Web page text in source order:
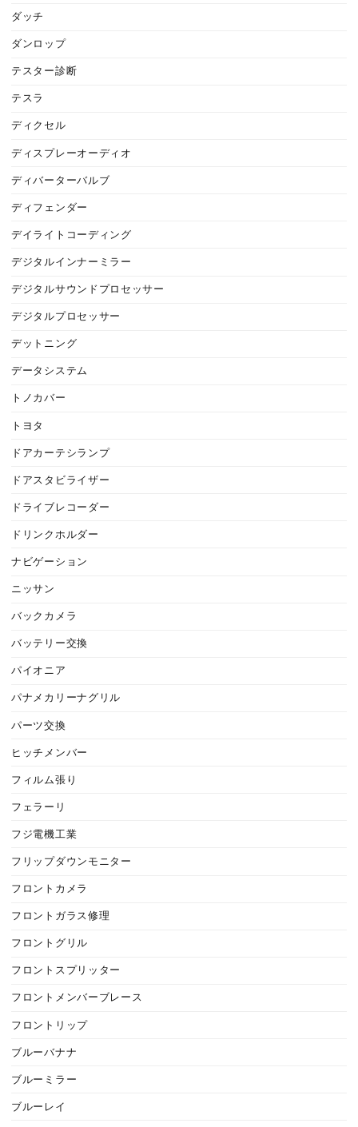
ダッチ
ダンロップ
テスター診断
テスラ
ディクセル
ディスプレーオーディオ
ディバーターバルブ
ディフェンダー
デイライトコーディング
デジタルインナーミラー
デジタルサウンドプロセッサー
デジタルプロセッサー
デットニング
データシステム
トノカバー
トヨタ
ドアカーテシランプ
ドアスタビライザー
ドライブレコーダー
ドリンクホルダー
ナビゲーション
ニッサン
バックカメラ
バッテリー交換
パイオニア
パナメカリーナグリル
パーツ交換
ヒッチメンバー
フィルム張り
フェラーリ
フジ電機工業
フリップダウンモニター
フロントカメラ
フロントガラス修理
フロントグリル
フロントスプリッター
フロントメンバーブレース
フロントリップ
ブルーバナナ
ブルーミラー
ブルーレイ